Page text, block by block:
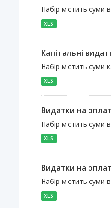
Набір містить суми
XLS
Капітальні
Набір містить суми
XLS
Видатки на
Набір містить суми
XLS
Видатки на
Набір містить суми
XLS